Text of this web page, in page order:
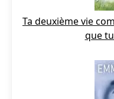
Ta deuxième vie
que tu